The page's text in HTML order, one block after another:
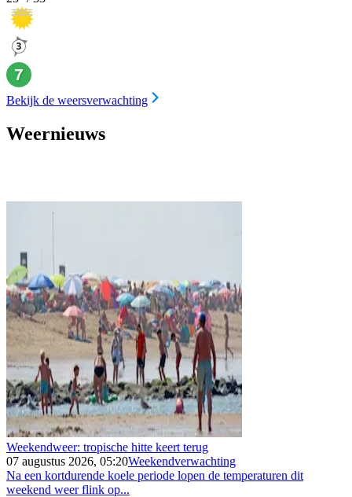
Bekijk de weersverwachting
Weernieuws
Weekendweer: tropische hitte keert terug
07 augustus 2026, 05:20Weekendverwachting
Na een kortdurende koele periode lopen de temperaturen dit
weekend weer flink op...